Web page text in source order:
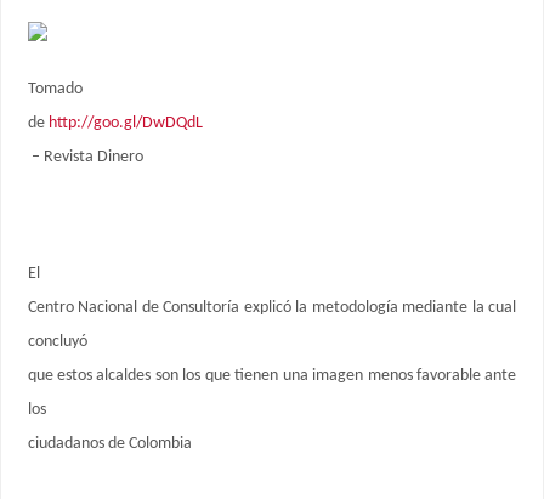
Tomado
de http://goo.gl/DwDQdL
– Revista Dinero
El
Centro Nacional de Consultoría explicó la metodología mediante la cual
concluyó
que estos alcaldes son los que tienen una imagen menos favorable ante
los
ciudadanos de Colombia